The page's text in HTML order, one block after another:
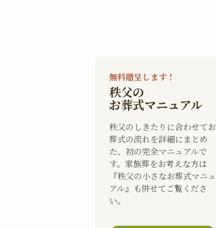
無料贈呈します！
秩父の
お葬式マニュアル
秩父のしきたりに合わせてお
葬式の流れを詳細にまとめ
た、初の完全マニュアルで
す。家族葬をお考えな方は
『秩父の小さなお葬式マニュ
アル』も併せてご覧くださ
い。